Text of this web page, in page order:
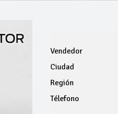
Vendedor
Ciudad
Región
Télefono